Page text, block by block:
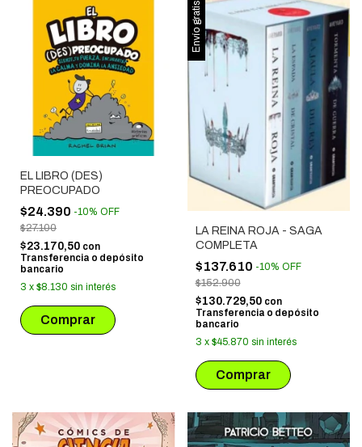
EL LIBRO (DES)
PREOCUPADO
$24.390 -10% OFF
$27.100
$23.170,50 con
Transferencia o depósito
bancario
3 x $8.130 sin interés
Envío gratis
LA REINA ROJA - SAGA
COMPLETA
$137.610 -10% OFF
$152.900
$130.729,50 con
Transferencia o depósito
bancario
3 x $45.870 sin interés